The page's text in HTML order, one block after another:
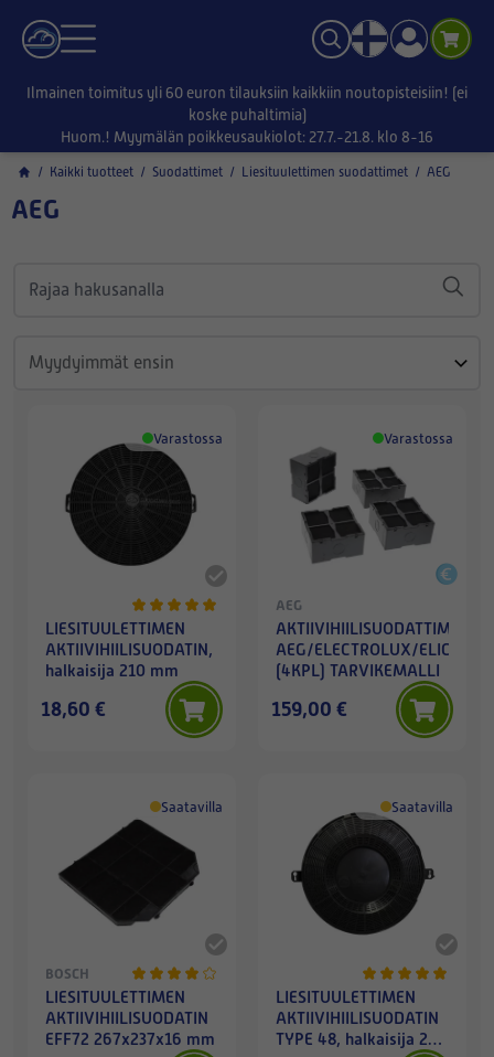
Ilmainen toimitus yli 60 euron tilauksiin kaikkiin noutopisteisiin! (ei
koske puhaltimia)
Huom.! Myymälän poikkeusaukiolot: 27.7.-21.8. klo 8-16
/ Kaikki tuotteet / Suodattimet / Liesituulettimen suodattimet / AEG
AEG
Varastossa
LIESITUULETTIMEN
AKTIIVIHIILISUODATIN,
halkaisija 210 mm
18,60 €
Varastossa
AEG
AKTIIVIHIILISUODATTIMET
AEG/ELECTROLUX/ELICA
(4KPL) TARVIKEMALLI
159,00 €
Saatavilla
BOSCH
LIESITUULETTIMEN
AKTIIVIHIILISUODATIN
EFF72 267x237x16 mm
Saatavilla
LIESITUULETTIMEN
AKTIIVIHIILISUODATIN
TYPE 48, halkaisija 236